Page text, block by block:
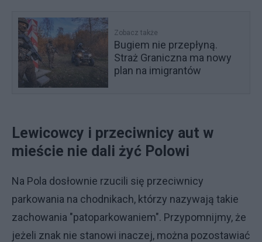
Zobacz także
Bugiem nie przepłyną.
Straż Graniczna ma nowy
plan na imigrantów
Lewicowcy i przeciwnicy aut w
mieście nie dali żyć Polowi
Na Pola dosłownie rzucili się przeciwnicy
parkowania na chodnikach, którzy nazywają takie
zachowania "patoparkowaniem". Przypomnijmy, że
jeżeli znak nie stanowi inaczej, można pozostawiać